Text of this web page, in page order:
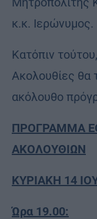
κ.κ. Ιερώνυμος.
Κατόπιν
Ακολουθίες θα
ακόλουθο
ΠΡΟΓΡΑΜΜΑ
ΑΚΟΛΟΥΘΙΩΝ
ΚΥΡΙΑΚΗ 14
Ώρα 19.00: